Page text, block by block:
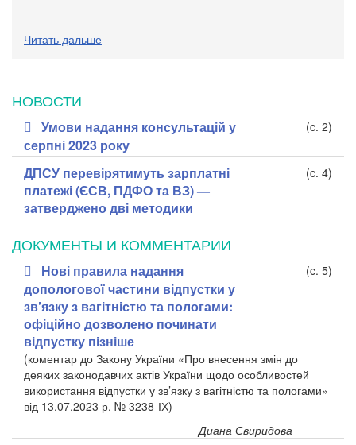
Читать дальше
НОВОСТИ
Умови надання консультацій у
серпні 2023 року
(c. 2)
ДПСУ перевірятимуть зарплатні
платежі (ЄСВ, ПДФО та ВЗ) —
затверджено дві методики
(c. 4)
ДОКУМЕНТЫ И КОММЕНТАРИИ
Нові правила надання
допологової частини відпустки у
зв’язку з вагітністю та пологами:
офіційно дозволено починати
відпустку пізніше
(c. 5)
(коментар до Закону України «Про внесення змін до
деяких законодавчих актів України щодо особливостей
використання відпустки у зв’язку з вагітністю та пологами»
від 13.07.2023 р. № 3238-ІХ)
Диана Свиридова